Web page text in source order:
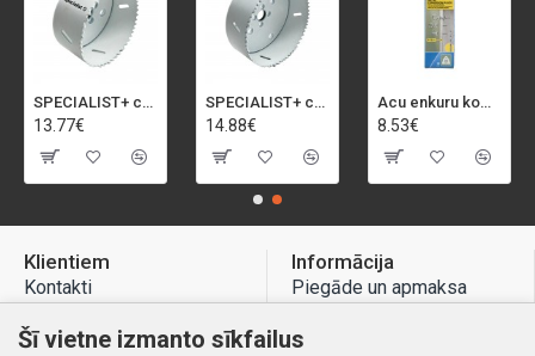
SPECIALIST+ caurumu zāģis BI-METAL, 92 mm
13.77€
SPECIALIST+ caurumu zāģis BI-METAL, 98 mm
14.88€
Acu enkuru komplekts, 3-13 mm, Rapid, 12 gab.
8.53€
Klientiem
Kontakti
Preču atgriešana
Informācija
Piegāde un apmaksa
Atteikuma tiesības
Šī vietne izmanto sīkfailus